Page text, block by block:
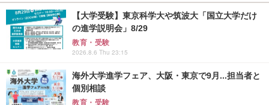
【大学受験】東京科学大や筑波大「国立大学だけ
の進学説明会」8/29
教育・受験
2026.8.6 Thu 23:15
海外大学進学フェア、大阪・東京で9月...担当者と
個別相談
教育・受験